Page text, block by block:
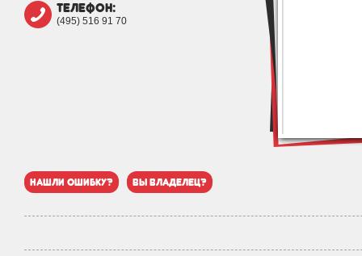
телефон:
(495) 516 91 70
нашли ошибку? вы владелец?